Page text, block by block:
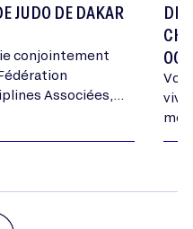
JUDO DE DAKAR
conjointement
Associées,